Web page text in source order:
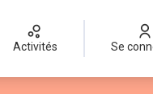
Activités Se